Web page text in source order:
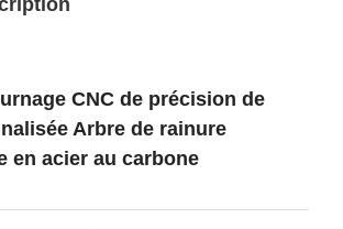
CNC de précision de
Arbre de rainure
en acier au carbone